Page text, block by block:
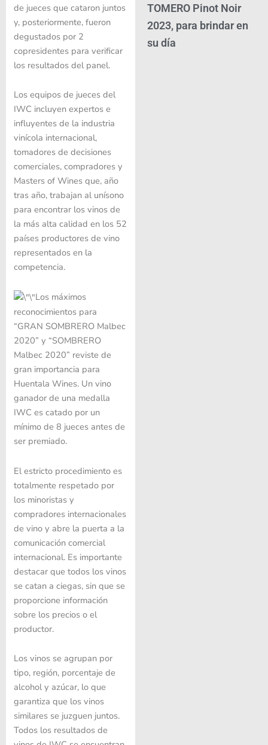
de jueces que cataron juntos
y, posteriormente, fueron
degustados por 2
copresidentes para verificar
los resultados del panel.
Los equipos de jueces del
IWC incluyen expertos e
influyentes de la industria
vinícola internacional,
tomadores de decisiones
comerciales, compradores y
Masters of Wines que, año
tras año, trabajan al unísono
para encontrar los vinos de
la más alta calidad en los 52
países productores de vino
representados en la
competencia.
Los máximos
reconocimientos para
“GRAN SOMBRERO Malbec
2020” y “SOMBRERO
Malbec 2020” reviste de
gran importancia para
Huentala Wines. Un vino
ganador de una medalla
IWC es catado por un
mínimo de 8 jueces antes de
ser premiado.
El estricto procedimiento es
totalmente respetado por
los minoristas y
compradores internacionales
de vino y abre la puerta a la
comunicación comercial
internacional. Es importante
destacar que todos los vinos
se catan a ciegas, sin que se
proporcione información
sobre los precios o el
productor.
Los vinos se agrupan por
tipo, región, porcentaje de
alcohol y azúcar, lo que
garantiza que los vinos
similares se juzguen juntos.
Todos los resultados de
TOMERO Pinot Noir
2023, para brindar en
su día